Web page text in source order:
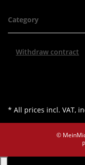
Category
Withdraw contract
* All prices incl. VAT,
©